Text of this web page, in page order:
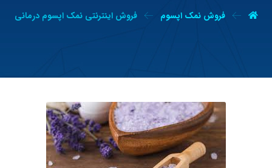
فروش نمک اپسوم فروش اینترنتی نمک اپسوم درمانی